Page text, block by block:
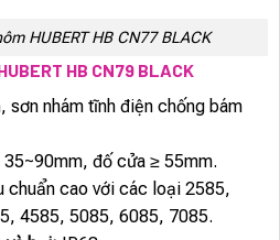
HUBERT HB CN77 BLACK
HB CN79 BLACK
sơn nhám tĩnh điện chống bám
đố cửa ≥ 55mm.
chuẩn cao với các loại 2585,
4585, 5085, 6085, 7085.